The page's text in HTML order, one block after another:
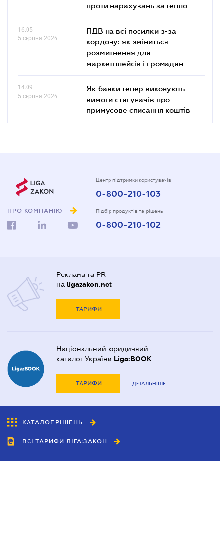
проти нарахувань за тепло
16.05
5 серпня 2026
ПДВ на всі посилки з-за
кордону: як зміниться
розмитнення для
маркетплейсів і громадян
14.09
5 серпня 2026
Як банки тепер виконують
вимоги стягувачів про
примусове списання коштів
ПРО КОМПАНІЮ
Центр підтримки користувачів
0-800-210-103
Підбір продуктів та рішень
0-800-210-102
Реклама та PR
на ligazakon.net
ТАРИФИ
Національний юридичний
каталог України Liga:BOOK
ТАРИФИ ДЕТАЛЬНІШЕ
КАТАЛОГ РІШЕНЬ
ВСІ ТАРИФИ ЛІГА:ЗАКОН